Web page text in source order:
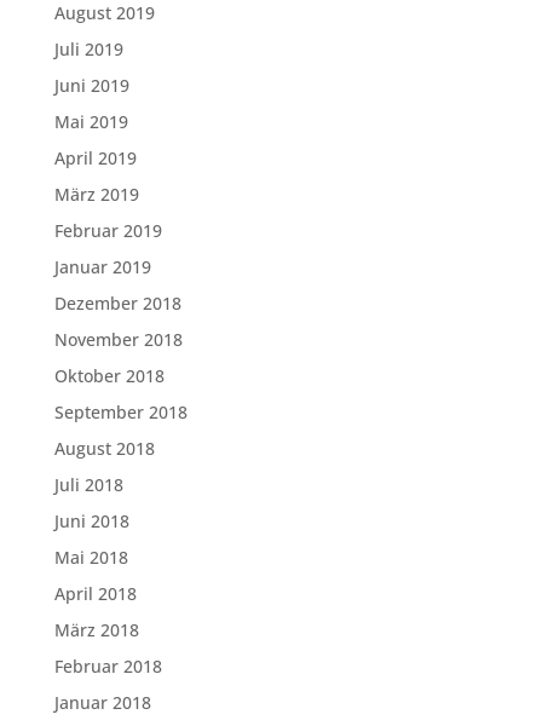
August 2019
Juli 2019
Juni 2019
Mai 2019
April 2019
März 2019
Februar 2019
Januar 2019
Dezember 2018
November 2018
Oktober 2018
September 2018
August 2018
Juli 2018
Juni 2018
Mai 2018
April 2018
März 2018
Februar 2018
Januar 2018